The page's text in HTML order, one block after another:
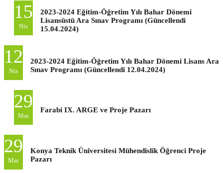
15
Nis
2023-2024 Eğitim-Öğretim Yılı Bahar Dönemi
Lisansüstü Ara Sınav Programı (Güncellendi
15.04.2024)
12
Nis
2023-2024 Eğitim-Öğretim Yılı Bahar Dönemi Lisans Ara
Sınav Programı (Güncellendi 12.04.2024)
29
Mar
Farabi IX. ARGE ve Proje Pazarı
29
Mar
Konya Teknik Üniversitesi Mühendislik Öğrenci Proje
Pazarı